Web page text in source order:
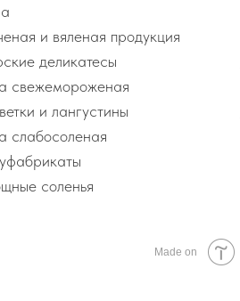
и вяленая продукция
деликатесы
свежемороженая
и лангустины
слабосоленая
соленья
Made on